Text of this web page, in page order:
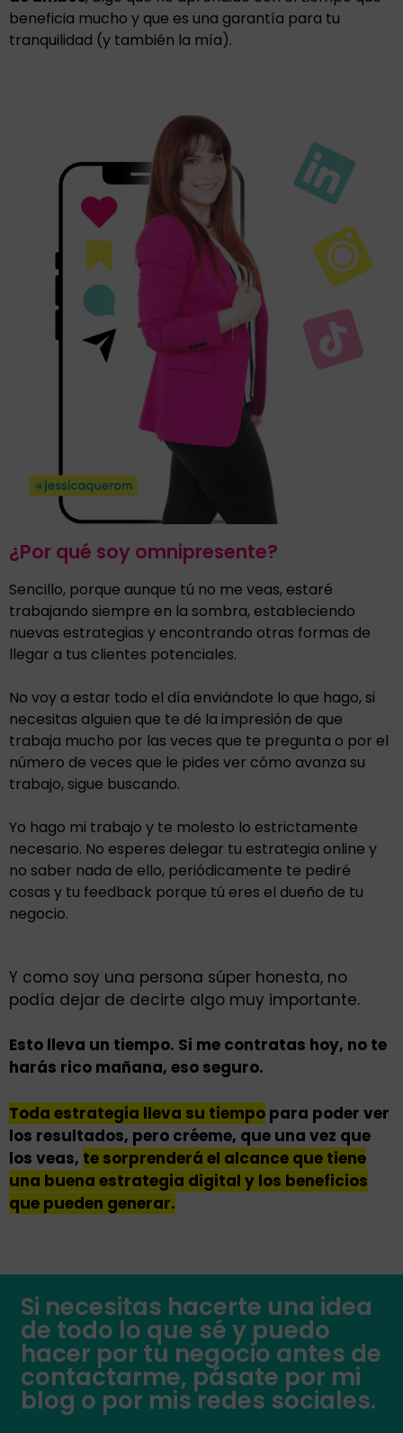
beneficia mucho y que es una garantía para tu
tranquilidad (y también la mía).
¿Por qué soy omnipresente?
Sencillo, porque aunque tú no me veas, estaré
trabajando siempre en la sombra, estableciendo
nuevas estrategias y encontrando otras formas de
llegar a tus clientes potenciales.
No voy a estar todo el día enviándote lo que hago, si
necesitas alguien que te dé la impresión de que
trabaja mucho por las veces que te pregunta o por el
número de veces que le pides ver cómo avanza su
trabajo, sigue buscando.
Yo hago mi trabajo y te molesto lo estrictamente
necesario. No esperes delegar tu estrategia online y
no saber nada de ello, periódicamente te pediré
cosas y tu feedback porque tú eres el dueño de tu
negocio.
Y como soy una persona súper honesta, no
podía dejar de decirte algo muy importante.
Esto lleva un tiempo. Si me contratas hoy, no te
harás rico mañana, eso seguro.
Toda estrategia lleva su tiempo para poder ver
los resultados, pero créeme, que una vez que
los veas, te sorprenderá el alcance que tiene
una buena estrategia digital y los beneficios
que pueden generar.
Si necesitas hacerte una idea
de todo lo que sé y puedo
hacer por tu negocio antes de
contactarme, pásate por mi
blog o por mis redes sociales.